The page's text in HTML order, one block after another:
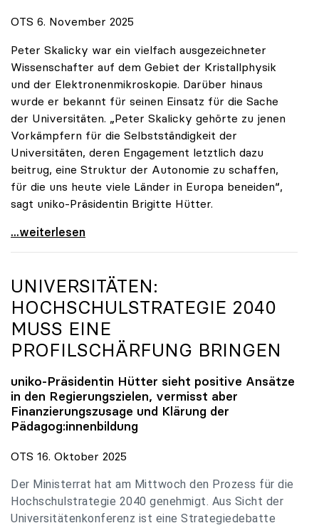
OTS 6. November 2025
Peter Skalicky war ein vielfach ausgezeichneter
Wissenschafter auf dem Gebiet der Kristallphysik
und der Elektronenmikroskopie. Darüber hinaus
wurde er bekannt für seinen Einsatz für die Sache
der Universitäten. „Peter Skalicky gehörte zu jenen
Vorkämpfern für die Selbstständigkeit der
Universitäten, deren Engagement letztlich dazu
beitrug, eine Struktur der Autonomie zu schaffen,
für die uns heute viele Länder in Europa beneiden“,
sagt uniko-Präsidentin Brigitte Hütter.
uniko trauert um ehemaligen Präsidenten Peter
...weiterlesen
UNIVERSITÄTEN:
HOCHSCHULSTRATEGIE 2040
MUSS EINE
PROFILSCHÄRFUNG BRINGEN
uniko-Präsidentin Hütter sieht positive Ansätze
in den Regierungszielen, vermisst aber
Finanzierungszusage und Klärung der
Pädagog:innenbildung
OTS 16. Oktober 2025
Der Ministerrat hat am Mittwoch den Prozess für die
Hochschulstrategie 2040 genehmigt. Aus Sicht der
Universitätenkonferenz ist eine Strategiedebatte